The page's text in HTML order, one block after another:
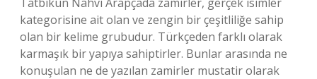
kategorisine ait olan ve zengin bir çeşitliliğe sahip
olan bir kelime grubudur. Türkçeden farklı olarak
karmaşık bir yapıya sahiptirler. Bunlar arasında ne
konuşulan ne de yazılan zamirler mustatir olarak